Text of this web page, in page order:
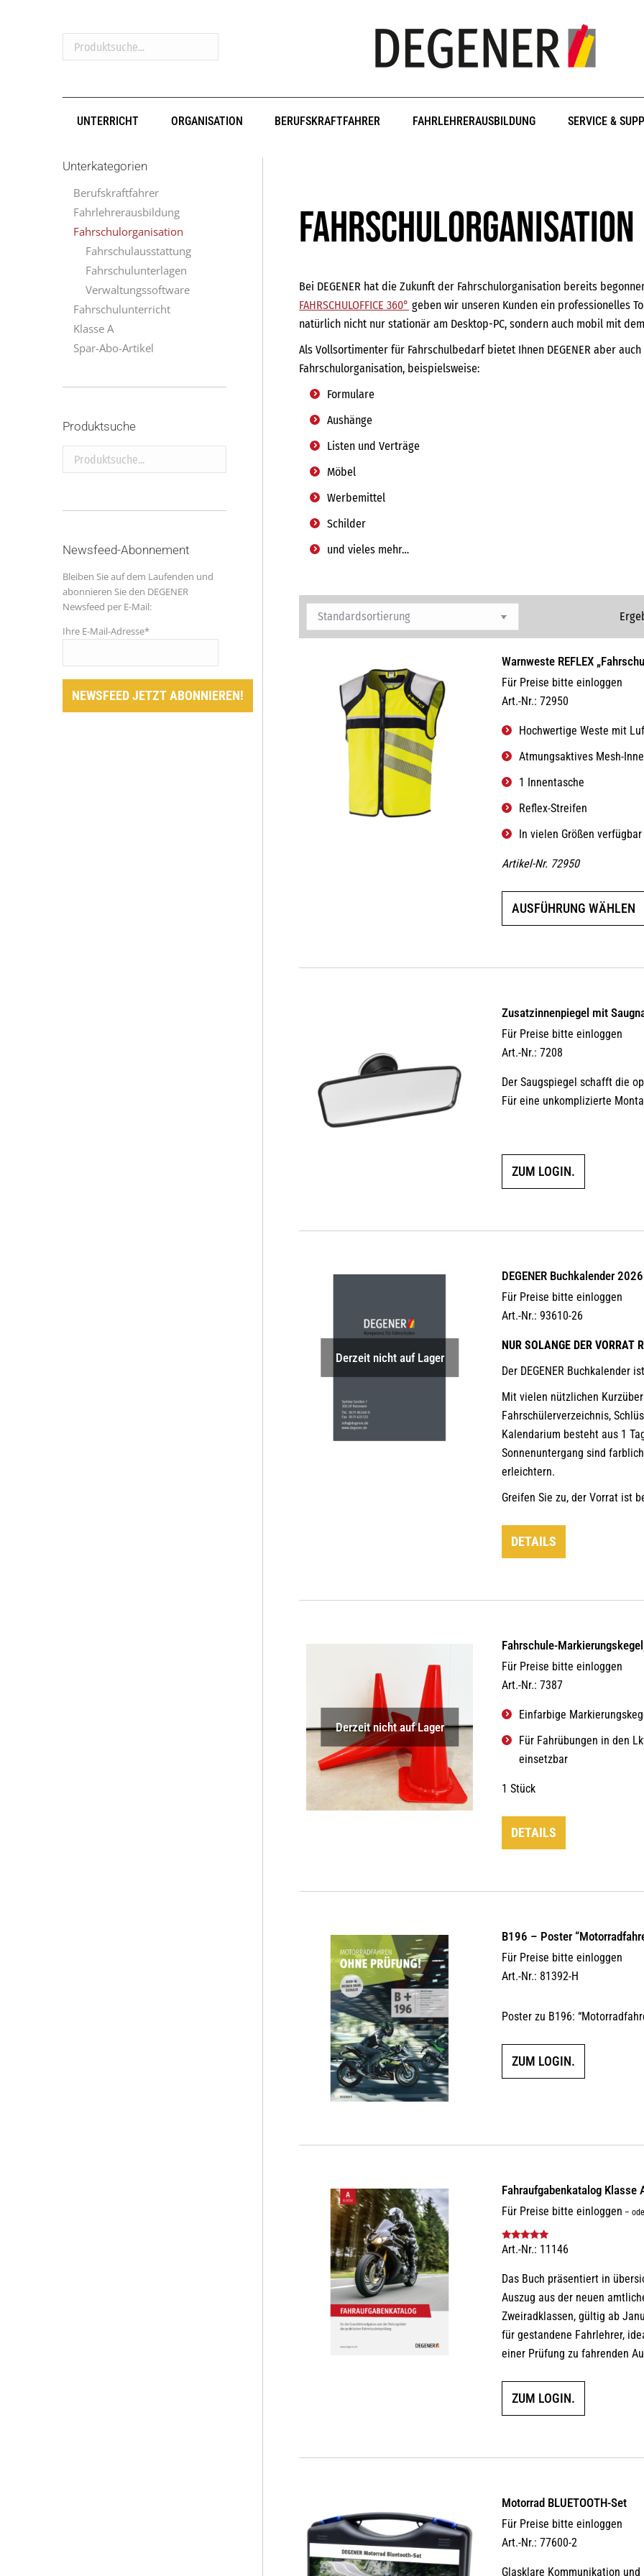
Produktsuche...
UNTERRICHT ORGANISATION BERUFSKRAFTFAHRER FAHRLEHRERAUSBILDUNG SERVICE &
Fahrschulorganisation
Bei DEGENER hat die Zukunft der Fahrschulorganisation bereits
FAHRSCHULOFFICE 360° geben wir unseren Kunden ein professionelles
natürlich nicht nur stationär am Desktop-PC, sondern auch mobil mit
Als Vollsortimenter für Fahrschulbedarf bietet Ihnen DEGENER aber
Fahrschulorganisation, beispielsweise:
Formulare
Aushänge
Listen und Verträge
Möbel
Werbemittel
Schilder
und vieles mehr…
Warnweste REFLEX
Für Preise bitte einloggen
Art.-Nr.: 72950
Hochwertige Weste mit
Atmungsaktives Mesh-
1 Innentasche
Reflex-Streifen
In vielen Größen verfügbar
Artikel-Nr. 72950
AUSFÜHRUNG WÄHLEN
Zusatzinnenpiegel mit
Für Preise bitte einloggen
Art.-Nr.: 7208
Der Saugspiegel schafft die
Für eine unkomplizierte
ZUM LOGIN.
Derzeit nicht auf Lager
DEGENER Buchkalender 2026
Für Preise bitte einloggen
Art.-Nr.: 93610-26
NUR SOLANGE DER VORRAT
Der DEGENER Buchkalender
Mit vielen nützlichen
Fahrschülerverzeichnis,
Kalendarium besteht aus 1
Sonnenuntergang sind
erleichtern.
Greifen Sie zu, der Vorrat ist
DETAILS
Derzeit nicht auf Lager
Fahrschule-
Für Preise bitte einloggen
Art.-Nr.: 7387
Einfarbige
Für Fahrübungen in den
einsetzbar
1 Stück
DETAILS
B196 – Poster
Für Preise bitte einloggen
Art.-Nr.: 81392-H
Poster zu B196:
ZUM LOGIN.
Fahraufgabenkatalog Klasse
Für Preise bitte einloggen –
Bewertet mit
Art.-Nr.: 11146
Das Buch präsentiert in
Auszug aus der neuen
Zweiradklassen, gültig ab
für gestandene Fahrlehrer,
einer Prüfung zu fahrenden
ZUM LOGIN.
Motorrad BLUETOOTH-Set
Für Preise bitte einloggen
Art.-Nr.: 77600-2
Glasklare Kommunikation
Unterkategorien
Berufskraftfahrer
Fahrlehrerausbildung
Fahrschulorganisation
Fahrschulausstattung
Fahrschulunterlagen
Verwaltungssoftware
Fahrschulunterricht
Klasse A
Spar-Abo-Artikel
Produktsuche
Produktsuche...
Newsfeed-Abonnement
Bleiben Sie auf dem Laufenden und
abonnieren Sie den DEGENER
Newsfeed per E-Mail:
Ihre E-Mail-Adresse*